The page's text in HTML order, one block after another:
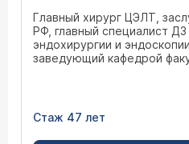
Главный хирург ЦЭЛТ,
РФ, главный специалист
эндохирургии и
заведующий кафедрой
Стаж 47 лет